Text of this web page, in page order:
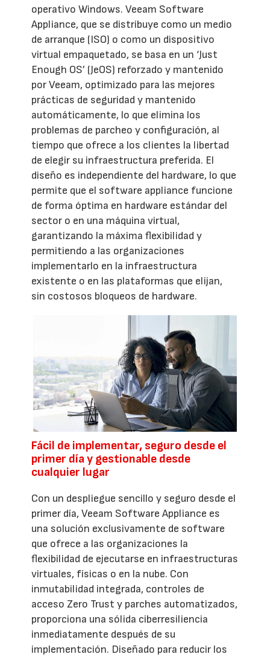
operativo Windows. Veeam Software
Appliance, que se distribuye como un medio
de arranque (ISO) o como un dispositivo
virtual empaquetado, se basa en un ‘Just
Enough OS’ (JeOS) reforzado y mantenido
por Veeam, optimizado para las mejores
prácticas de seguridad y mantenido
automáticamente, lo que elimina los
problemas de parcheo y configuración, al
tiempo que ofrece a los clientes la libertad
de elegir su infraestructura preferida. El
diseño es independiente del hardware, lo que
permite que el software appliance funcione
de forma óptima en hardware estándar del
sector o en una máquina virtual,
garantizando la máxima flexibilidad y
permitiendo a las organizaciones
implementarlo en la infraestructura
existente o en las plataformas que elijan,
sin costosos bloqueos de hardware.
Fácil de implementar, seguro desde el
primer día y gestionable desde
cualquier lugar
Con un despliegue sencillo y seguro desde el
primer día, Veeam Software Appliance es
una solución exclusivamente de software
que ofrece a las organizaciones la
flexibilidad de ejecutarse en infraestructuras
virtuales, físicas o en la nube. Con
inmutabilidad integrada, controles de
acceso Zero Trust y parches automatizados,
proporciona una sólida ciberresiliencia
inmediatamente después de su
implementación. Diseñado para reducir los